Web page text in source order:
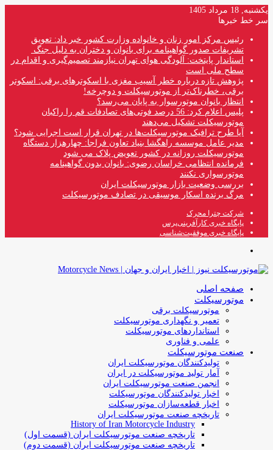
یکشنبه, 18 مرداد 1405
سر خط خبرها
رئیس مرکز امور زنان و خانواده وزارت کشور خبر داد: تعویق
تشریفات صدور گواهینامه برای بانوان و دختران به دلیل جنگ
استاندار پایتخت: آلودگی هوای تهران نیازمند تصمیم‌گیری و اقدام در
سطح ملی است
پژوهش تازه درباره خطر آسیب مغزی با اسکوترهای برقی: اسکوتر
برقی، خطرناک‌تر از موتورسیکلت و دوچرخه!
انتظار بانوان موتورسوار به پایان می‌رسد؟
پلیس اعلام کرد: 56 درصد فوتی‌های تصادفات قم را راکبان
موتورسیکلت تشکیل می‌دهند
آیا طرح ترافیک موتورسیکلت‌ها در تهران قرار است اجرایی شود؟
مدیر عامل موسسه راهگشا بنیاد تعاون فراجا: چهارهزار دستگاه
موتورسیکلت روزانه در کشور تعویض پلاک می شود
فرمانده انتظامی خراسان رضوی: بانوان بدون گواهینامه
موتورسواری نکنند
بررسی وضعیت بازار موتورسیکلت ایران
مرگ برنده اسکار موسیقی در تصادف موتورسیکلت
شرکت چترا محرک
پایگاه خبری کارآفرینی‌پرس
پایگاه خبری موفقیت‌شناسی
صفحه اصلی
موتورسیکلت
موتورسیکلت برقی
تعمیر و نگهداری موتورسیکلت
استانداردهای موتورسیکلت
علمی و فناوری
صنعت موتورسیکلت
تولیدکنندگان موتورسیکلت ایران
آمار تولید موتورسیکلت در ایران
انجمن صنعت موتورسیکلت ایران
اخبار تولیدکنندگان موتورسیکلت
اخبار قطعه‌سازان موتورسیکلت
تاریخچه صنعت موتورسیکلت ایران
History of Iran Motorcycle Industry
تاریخچه صنعت موتورسیکلت ایران (قسمت اول)
تاریخچه صنعت موتورسیکلت ایران (قسمت دوم)